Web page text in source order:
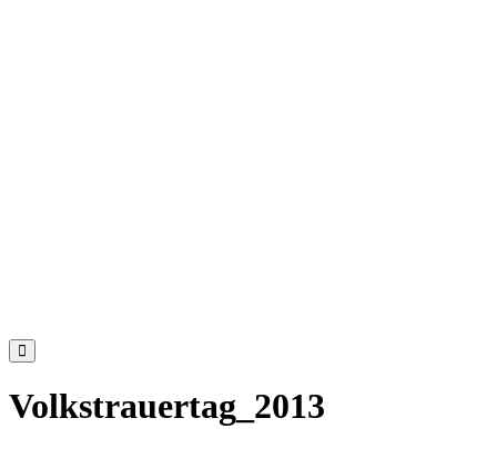
Volkstrauertag_2013